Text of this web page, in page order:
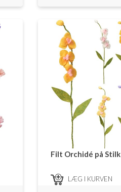
Filt Orchidé på Stilk
LÆG I KURVEN